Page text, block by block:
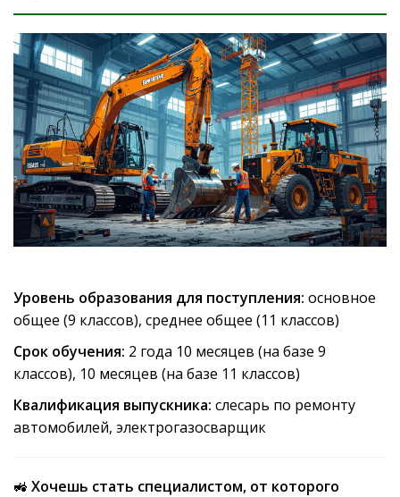
Уровень образования для поступления: основное
общее (9 классов), среднее общее (11 классов)
Срок обучения: 2 года 10 месяцев (на базе 9
классов), 10 месяцев (на базе 11 классов)
Квалификация выпускника: слесарь по ремонту
автомобилей, электрогазосварщик
🚜 Хочешь стать специалистом, от которого